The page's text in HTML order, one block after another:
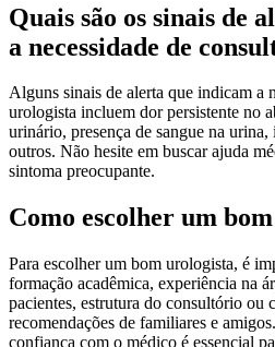
Quais são os sinais de
a necessidade de
Alguns sinais de alerta que indicam a
urologista incluem dor persistente no
urinário, presença de sangue na
outros. Não hesite em buscar ajuda
sintoma preocupante.
Como escolher um
Para escolher um bom urologista, é
formação acadêmica, experiência na
pacientes, estrutura do consultório ou
recomendações de familiares e
confiança com o médico é essencial